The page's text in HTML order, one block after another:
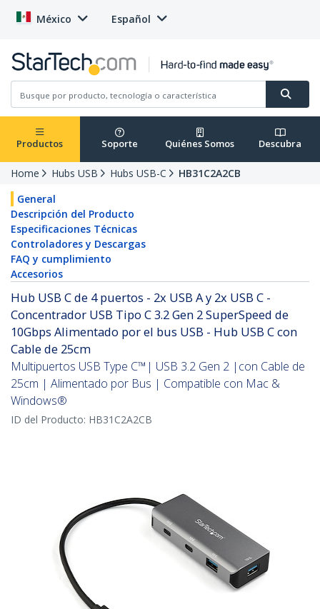
México Español
Productos Soporte Quiénes Somos Descubra
Home Hubs USB Hubs USB-C
HB31C2A2CB
General
Descripción del Producto
Especificaciones Técnicas
Controladores y Descargas
FAQ y cumplimiento
Accesorios
Hub USB C de 4 puertos - 2x USB A y 2x USB C -
Concentrador USB Tipo C 3.2 Gen 2 SuperSpeed de
10Gbps Alimentado por el bus USB - Hub USB C con
Cable de 25cm
Multipuertos USB Type C™| USB 3.2 Gen 2 |con Cable de
25cm | Alimentado por Bus | Compatible con Mac &
Windows®
ID del Producto: HB31C2A2CB